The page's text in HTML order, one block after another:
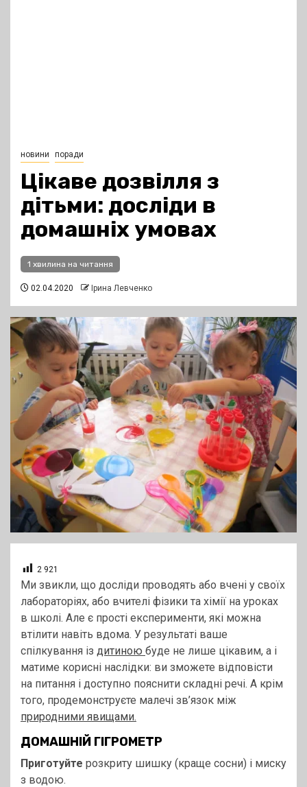
новини поради
Цікаве дозвілля з
дітьми: досліди в
домашніх умовах
1 хвилина на читання
02.04.2020 Ірина Левченко
2 921
Ми звикли, що досліди проводять або вчені у своїх
лабораторіях, або вчителі фізики та хімії на уроках
в школі. Але є прості експерименти, які можна
втілити навіть вдома. У результаті ваше
спілкування із дитиною буде не лише цікавим, а і
матиме корисні наслідки: ви зможете відповісти
на питання і доступно пояснити складні речі. А крім
того, продемонструєте малечі зв’язок між
природними явищами.
ДОМАШНІЙ ГІГРОМЕТР
Приготуйте розкриту шишку (краще сосни) і миску
з водою.